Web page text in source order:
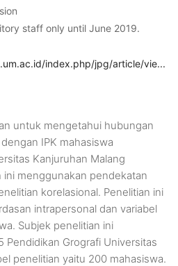
staff only until June 2019.
index.php/jpg/article/vie...
untuk mengetahui hubungan
IPK mahasiswa
Kanjuruhan Malang
ini menggunakan pendekatan
korelasional. Penelitian ini
intrapersonal dan variabel
Subjek penelitian ini
Pendidikan Grografi Universitas
penelitian yaitu 200 mahasiswa.